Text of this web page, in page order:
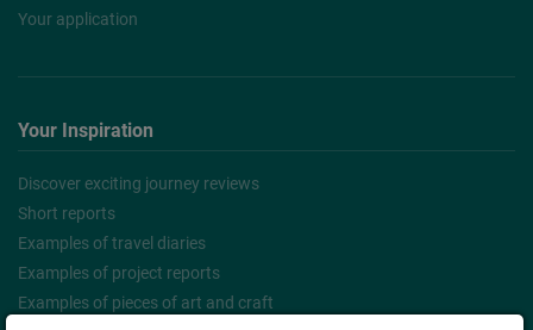
Your application
Your Inspiration
Discover exciting journey reviews
Short reports
Examples of travel diaries
Examples of project reports
Examples of pieces of art and craft